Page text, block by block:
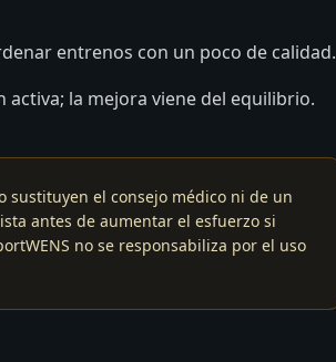
entrenos con un poco de calidad.
activa; la mejora viene del equilibrio.
sustituyen el consejo médico ni de un
antes de aumentar el esfuerzo si
no se responsabiliza por el uso